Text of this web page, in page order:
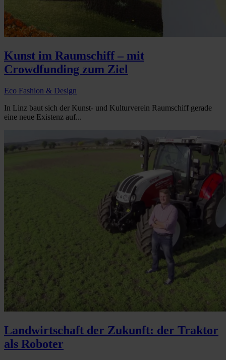
Kunst im Raumschiff – mit
Crowdfunding zum Ziel
Eco Fashion & Design
In Linz baut sich der Kunst- und Kulturverein Raumschiff gerade
eine neue Existenz auf...
Landwirtschaft der Zukunft: der Traktor
als Roboter